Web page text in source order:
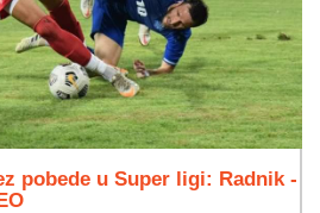
pobede u Super ligi: Radnik -